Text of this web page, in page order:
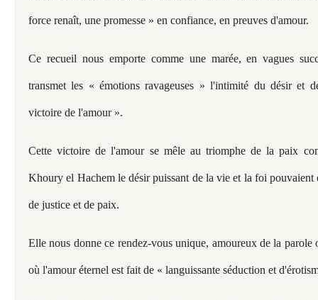
force renaît, une promesse » en confiance, en preuves d'amour.
Ce recueil nous emporte comme une marée, en vagues
transmet les « émotions ravageuses » l'intimité du désir et
victoire de l'amour ».
Cette victoire de l'amour se mêle au triomphe de la paix
Khoury el Hachem le désir puissant de la vie et la foi pouvaient
de justice et de paix.
Elle nous donne ce rendez-vous unique, amoureux de la parole
où l'amour éternel est fait de « languissante séduction et